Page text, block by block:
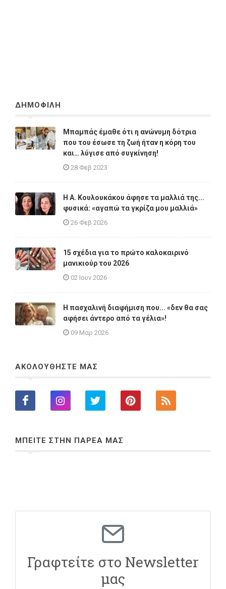
ΔΗΜΟΦΙΛΗ
Μπαμπάς έμαθε ότι η ανώνυμη δότρια
που του έσωσε τη ζωή ήταν η κόρη του
και… λύγισε από συγκίνηση!
28 Φεβ 2023
Η A. Κουλουκάκου άφησε τα μαλλιά της...
φυσικά: «αγαπώ τα γκρίζα μου μαλλιά»
26 Φεβ 2026
15 σχέδια για το πρώτο καλοκαιρινό
μανικιούρ του 2026
02 Ιουν 2026
Η πασχαλινή διαφήμιση που... «δεν θα σας
αφήσει άντερο από τα γέλια»!
09 Μαρ 2026
ΑΚΟΛΟΥΘΗΣΤΕ ΜΑΣ
ΜΠΕΙΤΕ ΣΤΗΝ ΠΑΡΕΑ ΜΑΣ
Γραφτείτε στο Newsletter
μας